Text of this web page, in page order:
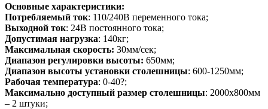
Основные характеристики:
Потребляемый ток: 110/240В переменного тока;
Выходной ток: 24В постоянного тока;
Допустимая нагрузка: 140кг;
Максимальная скорость: 30мм/сек;
Диапазон регулировки высоты: 650мм;
Диапазон высоты установки столешницы: 600-1250мм;
Рабочая температура: 0-40?;
Максимально доступный размер столешницы: 2000х800мм
– 2 штуки;